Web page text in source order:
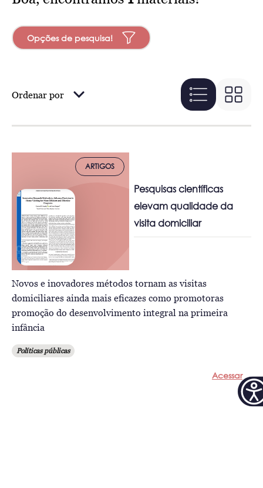
Opções de pesquisa!
Ordenar por
ARTIGOS
Pesquisas científicas
elevam qualidade da
visita domiciliar
Novos e inovadores métodos tornam as visitas
domiciliares ainda mais eficazes como promotoras
promoção do desenvolvimento integral na primeira
infância
Políticas públicas
Acessar